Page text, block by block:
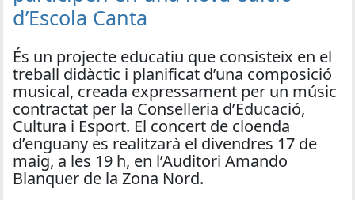
d’Escola Canta
És un projecte educatiu que consisteix en el
treball didàctic i planificat d’una composició
musical, creada expressament per un músic
contractat per la Conselleria d’Educació,
Cultura i Esport. El concert de cloenda
d’enguany es realitzarà el divendres 17 de
maig, a les 19 h, en l’Auditori Amando
Blanquer de la Zona Nord.